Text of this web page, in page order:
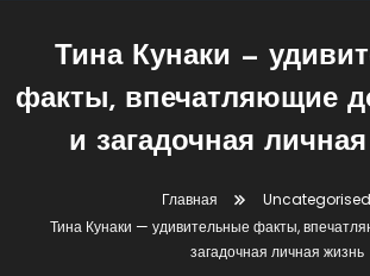
Тина Кунаки —
факты, впечатляющие
и загадочная
Главная
Uncategorised
Тина Кунаки — удивительные факты,
загадочная личная жизнь